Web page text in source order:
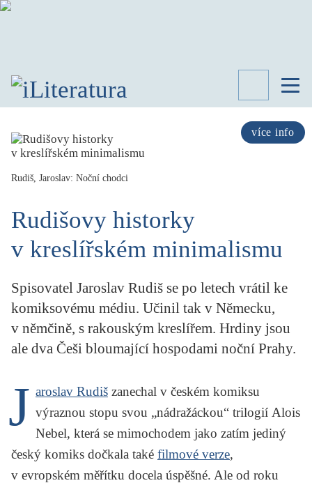
více info
LITERATURY
PŘEHLED
STUDIE
PORTRÉT
KRITIKA PŘEKLADU
UKÁZKA
SLOUPEK
ILIGLOSA
Rudiš, Jaroslav: Noční chodci
Rudišovy historky
v kreslířském minimalismu
Spisovatel Jaroslav Rudiš se po letech vrátil ke
komiksovému médiu. Učinil tak v Německu,
v němčině, s rakouským kreslířem. Hrdiny jsou
ale dva Češi bloumající hospodami noční Prahy.
J aroslav Rudiš zanechal v českém komiksu
výraznou stopu svou „nádražáckou“ trilogií Alois
Nebel, která se mimochodem jako zatím jediný
český komiks dočkala také filmové verze,
v evropském měřítku docela úspěšné. Ale od roku